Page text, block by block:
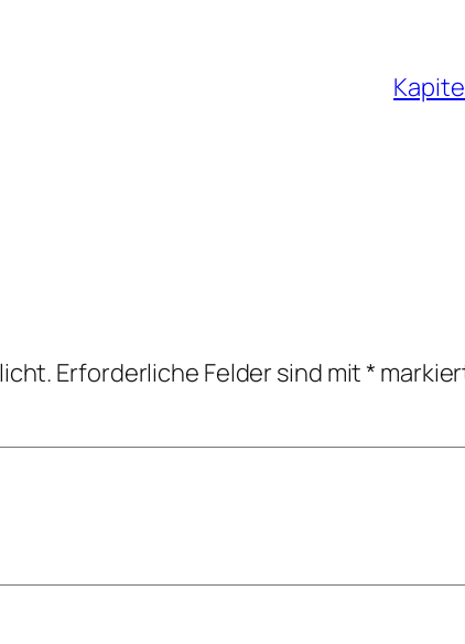
Erforderliche Felder sind mit*